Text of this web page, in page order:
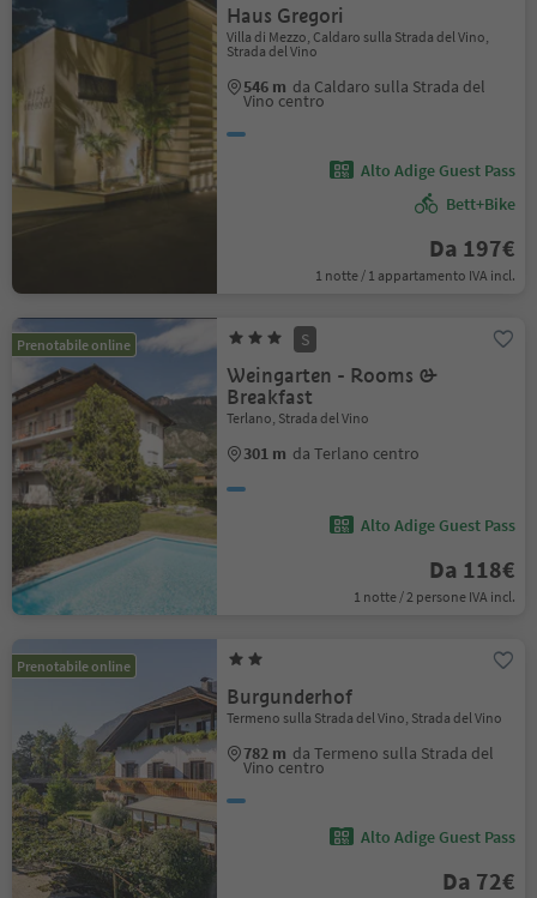
Haus Gregori
Villa di Mezzo, Caldaro sulla Strada del Vino,
Strada del Vino
546 m da Caldaro sulla Strada del
Vino centro
Alto Adige Guest Pass
Bett+Bike
Da 197€
1 notte / 1 appartamento IVA incl.
Prenotabile online S
Weingarten - Rooms &
Breakfast
Terlano, Strada del Vino
301 m da Terlano centro
Alto Adige Guest Pass
Da 118€
1 notte / 2 persone IVA incl.
Prenotabile online
Burgunderhof
Termeno sulla Strada del Vino, Strada del Vino
782 m da Termeno sulla Strada del
Vino centro
Alto Adige Guest Pass
Da 72€